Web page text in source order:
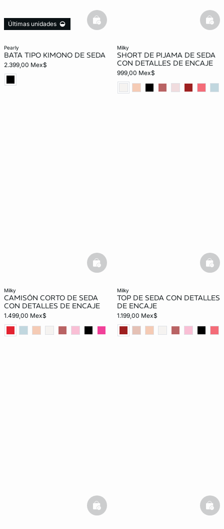
pearly
BATA TIPO KIMONO DE SEDA
2.399,00 Mex$
Últimas unidades
basketfull
milky
SHORT DE PIJAMA DE SEDA
CON DETALLES DE ENCAJE
999,00 Mex$
milky
CAMISÓN CORTO DE SEDA
CON DETALLES DE ENCAJE
1.499,00 Mex$
basketfull
milky
TOP DE SEDA CON DETALLES
DE ENCAJE
1.199,00 Mex$
basketfull